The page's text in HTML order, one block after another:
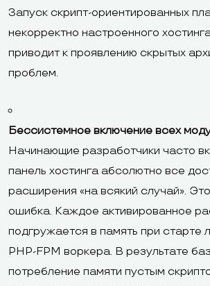
Запуск скрипт-ориентированных
некорректно настроенного
приводит к проявлению скрытых
проблем.
Бессистемное включение всех
Начинающие разработчики часто
панель хостинга абсолютно все
расширения «на всякий случай».
ошибка. Каждое активированное
подгружается в память при старте
PHP-FPM воркера. В результате
потребление памяти пустым